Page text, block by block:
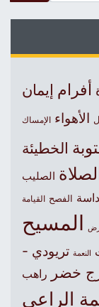
إيمان
الأهواء الإمساك
الخطيئة
الصليب
الفصح القيامة
المسيح
تريودي -
خضر راهب
الراعي